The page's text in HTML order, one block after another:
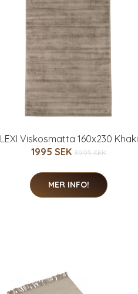
LEXI Viskosmatta 160x230 Khaki
1995 SEK 3995 SEK
MER INFO!